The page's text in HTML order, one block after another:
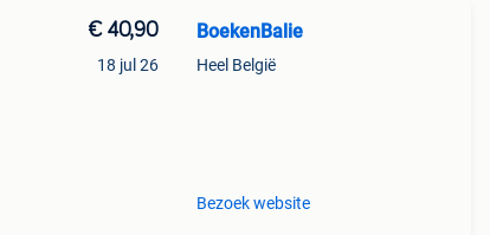
€ 40,90
18 jul 26
BoekenBalie
Heel België
Bezoek website